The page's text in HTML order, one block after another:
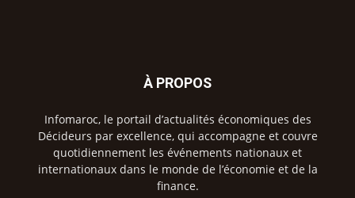
À PROPOS
Infomaroc, le portail d’actualités économiques des
Décideurs par excellence, qui accompagne et couvre
quotidiennement les événements nationaux et
internationaux dans le monde de l’économie et de la
finance.